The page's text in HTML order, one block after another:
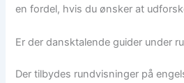
en fordel, hvis du ønsker at
Er der dansktalende guider under
Der tilbydes rundvisninger på